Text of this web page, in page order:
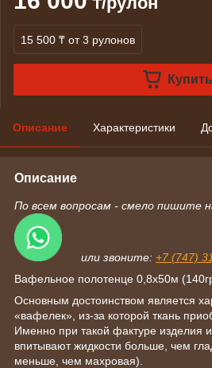
15 500 ₸ от 3 рулонов
Купить
Описание Характеристики
Описание
По всем вопросам - смело
или звоните: +7 (747)
Вафельное полотенце 0,8х50м
Основным достоинством является
«вафелек», из-за которой ткань
Именно при такой фактуре изделия
впитывают жидкости больше, чем
меньше, чем махровая).